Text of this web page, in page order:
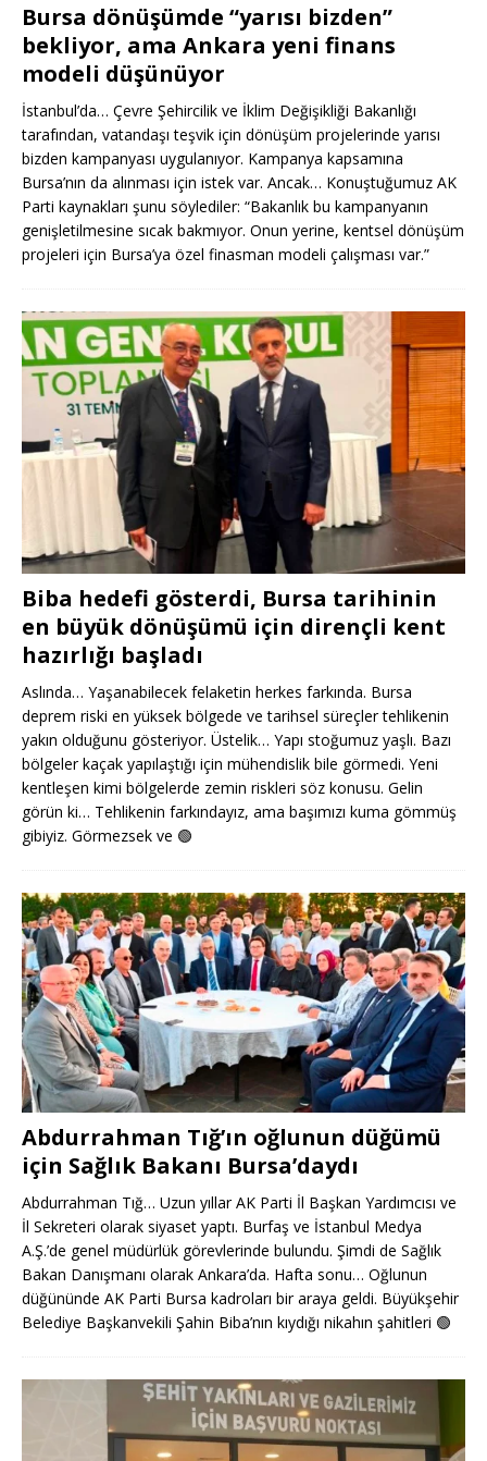
Bursa dönüşümde “yarısı bizden”
bekliyor, ama Ankara yeni finans
modeli düşünüyor
İstanbul’da… Çevre Şehircilik ve İklim Değişikliği Bakanlığı
tarafından, vatandaşı teşvik için dönüşüm projelerinde yarısı
bizden kampanyası uygulanıyor. Kampanya kapsamına
Bursa’nın da alınması için istek var. Ancak… Konuştuğumuz AK
Parti kaynakları şunu söylediler: “Bakanlık bu kampanyanın
genişletilmesine sıcak bakmıyor. Onun yerine, kentsel dönüşüm
projeleri için Bursa’ya özel finasman modeli çalışması var.”
Biba hedefi gösterdi, Bursa tarihinin
en büyük dönüşümü için dirençli kent
hazırlığı başladı
Aslında… Yaşanabilecek felaketin herkes farkında. Bursa
deprem riski en yüksek bölgede ve tarihsel süreçler tehlikenin
yakın olduğunu gösteriyor. Üstelik… Yapı stoğumuz yaşlı. Bazı
bölgeler kaçak yapılaştığı için mühendislik bile görmedi. Yeni
kentleşen kimi bölgelerde zemin riskleri söz konusu. Gelin
görün ki… Tehlikenin farkındayız, ama başımızı kuma gömmüş
gibiyiz. Görmezsek ve 🟢
Abdurrahman Tığ’ın oğlunun düğümü
için Sağlık Bakanı Bursa’daydı
Abdurrahman Tığ… Uzun yıllar AK Parti İl Başkan Yardımcısı ve
İl Sekreteri olarak siyaset yaptı. Burfaş ve İstanbul Medya
A.Ş.’de genel müdürlük görevlerinde bulundu. Şimdi de Sağlık
Bakan Danışmanı olarak Ankara’da. Hafta sonu… Oğlunun
düğününde AK Parti Bursa kadroları bir araya geldi. Büyükşehir
Belediye Başkanvekili Şahin Biba’nın kıydığı nikahın şahitleri 🟢